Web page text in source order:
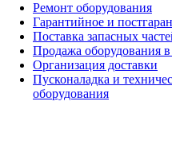
Ремонт оборудования
Гарантийное и
Поставка запасных
Продажа оборудования
Организация доставки
Пусконаладка и
оборудования